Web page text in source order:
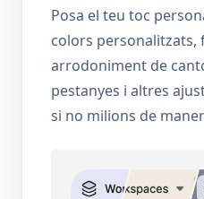
Posa el teu toc
colors personalitzats,
arrodoniment de
pestanyes i altres
si no milions de